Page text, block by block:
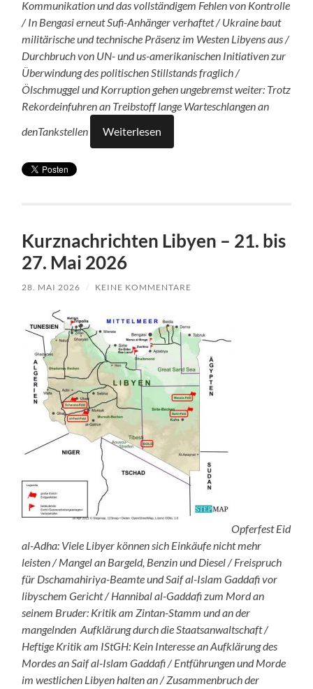
Kommunikation und das vollständigem Fehlen von Kontrolle
/ In Bengasi erneut Sufi-Anhänger verhaftet / Ukraine baut
militärische und technische Präsenz im Westen Libyens aus /
Durchbruch von UN- und us-amerikanischen Initiativen zur
Überwindung des politischen Stillstands fraglich /
Ölschmuggel und Korruption gehen ungebremst weiter: Trotz
Rekordeinfuhren an Treibstoff lange Warteschlangen an
denTankstellen
Weiterlesen
Kurznachrichten Libyen – 21. bis
27. Mai 2026
28. MAI 2026 / KEINE KOMMENTARE
Opferfest Eid
al-Adha: Viele Libyer können sich Einkäufe nicht mehr
leisten / Mangel an Bargeld, Benzin und Diesel / Freispruch
für Dschamahiriya-Beamte und Saif al-Islam Gaddafi vor
libyschem Gericht / Hannibal al-Gaddafi zum Mord an
seinem Bruder: Kritik am Zintan-Stamm und an der
mangelnden Aufklärung durch die Staatsanwaltschaft /
Heftige Kritik am IStGH: Kein Interesse an Aufklärung des
Mordes an Saif al-Islam Gaddafi / Entführungen und Morde
im westlichen Libyen halten an / Zusammenbruch der